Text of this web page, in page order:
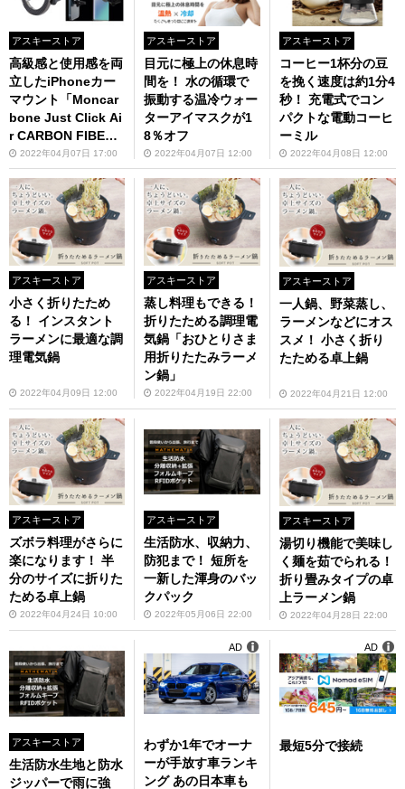
アスキーストア
高級感と使用感を両
立したiPhoneカー
マウント「Moncar
bone Just Click Ai
r CARBON FIBER
CAR MOUNT」
2022年04月07日 17:00
アスキーストア
目元に極上の休息時
間を！ 水の循環で
振動する温冷ウォー
ターアイマスクが1
8％オフ
2022年04月07日 12:00
アスキーストア
コーヒー1杯分の豆
を挽く速度は約1分4
秒！ 充電式でコン
パクトな電動コーヒ
ーミル
2022年04月08日 12:00
アスキーストア
小さく折りたため
る！ インスタント
ラーメンに最適な調
理電気鍋
2022年04月09日 12:00
アスキーストア
蒸し料理もできる！
折りたためる調理電
気鍋「おひとりさま
用折りたたみラーメ
ン鍋」
2022年04月19日 22:00
アスキーストア
一人鍋、野菜蒸し、
ラーメンなどにオス
スメ！ 小さく折り
たためる卓上鍋
2022年04月21日 12:00
アスキーストア
ズボラ料理がさらに
楽になります！ 半
分のサイズに折りた
ためる卓上鍋
2022年04月24日 10:00
アスキーストア
生活防水、収納力、
防犯まで！ 短所を
一新した渾身のバッ
クパック
2022年05月06日 22:00
アスキーストア
湯切り機能で美味し
く麺を茹でられる！
折り畳みタイプの卓
上ラーメン鍋
2022年04月28日 22:00
アスキーストア
生活防水生地と防水
ジッパーで雨に強
わずか1年でオーナ
ーが手放す車ランキ
ング あの日本車も
AD
最短5分で接続
AD